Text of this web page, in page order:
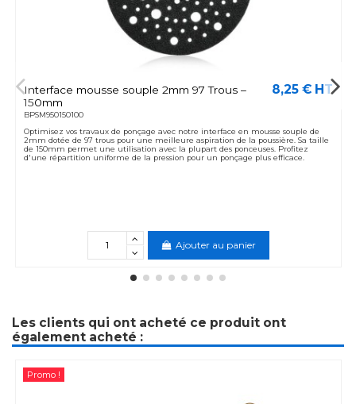
Interface mousse souple 2mm 97 Trous –
150mm
BPSM950150100
8,25 € HT
Optimisez vos travaux de ponçage avec notre interface en mousse souple de
2mm dotée de 97 trous pour une meilleure aspiration de la poussière. Sa taille
de 150mm permet une utilisation avec la plupart des ponceuses. Profitez
d'une répartition uniforme de la pression pour un ponçage plus efficace.
Ajouter au panier
Les clients qui ont acheté ce produit ont
également acheté :
Promo !